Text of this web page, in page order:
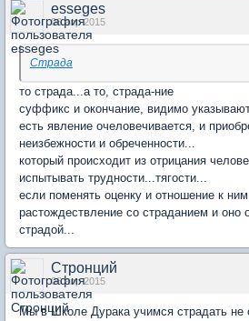
esseges
06 апр 2015
Страда
то страда...а то, страда-ние
суффикс и окончание, видимо
есть явление очеловечивается, и
неизбежности и обреченности...
который происходит из отрицания
испытывать трудности...тягости...
если поменять оценку и отношение к
растождествление со страданием и оно
страдой...
Стронций
06 апр 2015
Мы в Школе Дурака учимся страдать не